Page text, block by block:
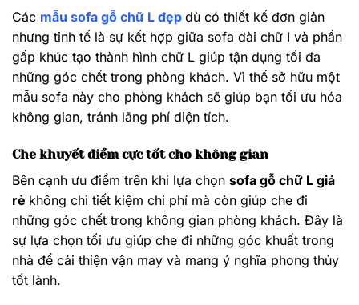
Các mẫu sofa gỗ chữ L đẹp dù có thiết kế đơn giản
nhưng tinh tế là sự kết hợp giữa sofa dài chữ I và phần
gấp khúc tạo thành hình chữ L giúp tận dụng tối đa
những góc chết trong phòng khách. Vì thế sở hữu một
mẫu sofa này cho phòng khách sẽ giúp bạn tối ưu hóa
không gian, tránh lãng phí diện tích.
Che khuyết điểm cực tốt cho không gian
Bên cạnh ưu điểm trên khi lựa chọn sofa gỗ chữ L giá
rẻ không chỉ tiết kiệm chi phí mà còn giúp che đi
những góc chết trong không gian phòng khách. Đây là
sự lựa chọn tối ưu giúp che đi những góc khuất trong
nhà để cải thiện vận may và mang ý nghĩa phong thủy
tốt lành.